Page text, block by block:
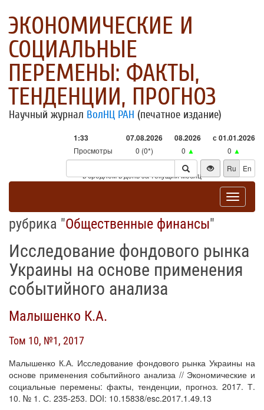
ЭКОНОМИЧЕСКИЕ И
СОЦИАЛЬНЫЕ
ПЕРЕМЕНЫ: ФАКТЫ,
ТЕНДЕНЦИИ, ПРОГНОЗ
Научный журнал ВолНЦ РАН (печатное издание)
1:33 07.08.2026 08.2026 с 01.01.2026
Просмотры 0 (0*) 0 ▲ 0 ▲
Посетители
0 (0*) 0▲ 0▲
* - в среднем в день за текущий месяц
Ru En
Toggle
рубрика "Общественные финансы"
Исследование фондового рынка
Украины на основе применения
событийного анализа
Малышенко К.А.
Том 10, №1, 2017
Малышенко К.А. Исследование фондового рынка Украины на
основе применения событийного анализа // Экономические и
социальные перемены: факты, тенденции, прогноз. 2017. Т.
10. № 1. С. 235-253. DOI: 10.15838/esc.2017.1.49.13